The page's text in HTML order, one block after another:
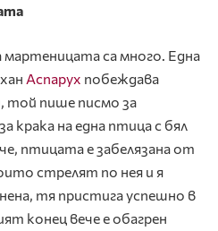
мартеницата са много. Една
Аспарух побеждава
той пише писмо за
крака на една птица с бял
птицата е забелязана от
стрелят по нея и я
тя пристига успешно в
конец вече е обагрен